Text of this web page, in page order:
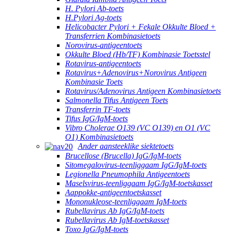
H. Pylori Ab-toets
H.Pylori Ag-toets
Helicobacter Pylori + Fekale Okkulte Bloed +
Transferrien Kombinasietoets
Norovirus-antigeentoets
Okkulte Bloed (Hb/TF) Kombinasie Toetsstel
Rotavirus-antigeentoets
Rotavirus+Adenovirus+Norovirus Antigeen
Kombinasie Toets
Rotavirus/Adenovirus Antigeen Kombinasietoets
Salmonella Tifus Antigeen Toets
Transferrin TF-toets
Tifus IgG/IgM-toets
Vibro Cholerae O139 (VC O139) en O1 (VC
O1) Kombinasietoets
Ander aansteeklike siektetoets
Brucellose (Brucella) IgG/IgM-toets
Sitomegalovirus-teenliggaam IgG/IgM-toets
Legionella Pneumophila Antigeentoets
Maselsvirus-teenliggaam IgG/IgM-toetskasset
Aappokke-antigeentoetskasset
Mononukleose-teenliggaam IgM-toets
Rubellavirus Ab IgG/IgM-toets
Rubellavirus Ab IgM-toetskasset
Toxo IgG/IgM-toets